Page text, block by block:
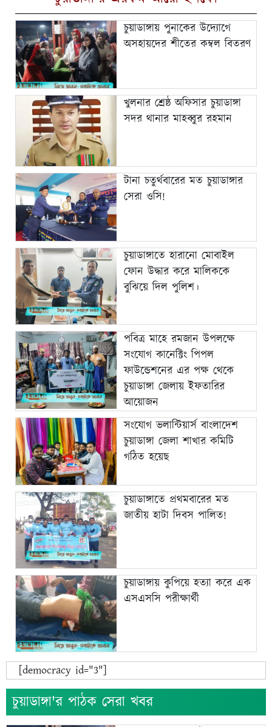
চুয়াডাঙ্গায় পুনাকের উদ্যোগে
অসহায়দের শীতের কম্বল বিতরণ
খুলনার শ্রেষ্ঠ অফিসার চুয়াডাঙ্গা
সদর থানার মাহব্বুর রহমান
টানা চতুর্থবারের মত চুয়াডাঙ্গার
সেরা ওসি!
চুয়াডাঙ্গাতে হারানো মোবাইল
ফোন উদ্ধার করে মালিককে
বুঝিয়ে দিল পুলিশ।
পবিত্র মাহে রমজান উপলক্ষে
সংযোগ কানেক্টিং পিপল
ফাউন্ডেশনের এর পক্ষ থেকে
চুয়াডাঙ্গা জেলায় ইফতারির
আয়োজন
সংযোগ ভলান্টিয়ার্স বাংলাদেশ
চুয়াডাঙ্গা জেলা শাখার কমিটি
গঠিত হয়েছ
চুয়াডাঙ্গাতে প্রথমবারের মত
জাতীয় হাটা দিবস পালিত!
চুয়াডাঙ্গায় কুপিয়ে হত্যা করে এক
এসএসসি পরীক্ষার্থী
[democracy id="3"]
চুয়াডাঙ্গা'র পাঠক সেরা খবর